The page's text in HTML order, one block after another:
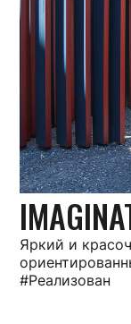
Яркий и
#Реализован